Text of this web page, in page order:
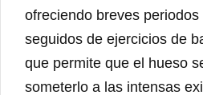
ofreciendo breves
seguidos de ejercicios de
que permite que el hueso
someterlo a las intensas